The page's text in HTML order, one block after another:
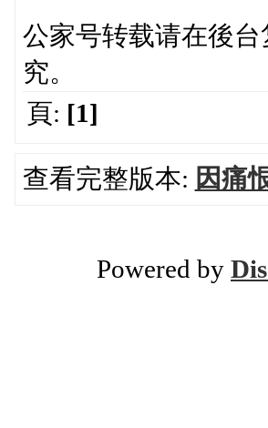
公家号转载请在後
究。
頁: [1]
查看完整版本: 因痛
Powered by